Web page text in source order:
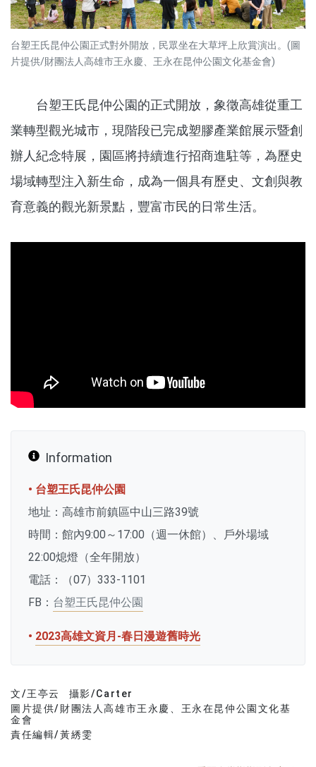
台塑王氏昆仲公園正式對外開放，民眾坐在大草坪上欣賞演出。(圖
片提供/財團法人高雄市王永慶、王永在昆仲公園文化基金會)
台塑王氏昆仲公園的正式開放，象徵高雄從重工
業轉型觀光城市，現階段已完成塑膠產業館展示暨創
辦人紀念特展，園區將持續進行招商進駐等，為歷史
場域轉型注入新生命，成為一個具有歷史、文創與教
育意義的觀光新景點，豐富市民的日常生活。
Information
• 台塑王氏昆仲公園
地址：高雄市前鎮區中山三路39號
時間：館內9:00～17:00（週一休館）、戶外場域
22:00熄燈（全年開放）
電話：（07）333-1101
FB： 台塑王氏昆仲公園
• 2023高雄文資月-春日漫遊舊時光
文/王亭云
攝影/Carter
圖片提供/財團法人高雄市王永慶、王永在昆仲公園文化基
金會
責任編輯/黃綉雯